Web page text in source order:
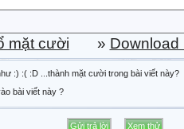
mặt cười » Download
:) :( :D ...thành mặt cười trong bài viết này?
bài viết này ?